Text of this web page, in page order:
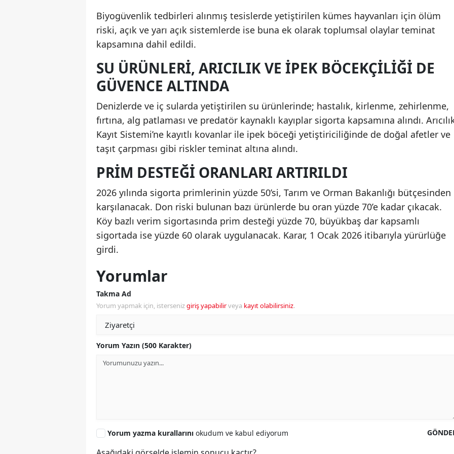
Biyogüvenlik tedbirleri alınmış tesislerde yetiştirilen kümes hayvanları için ölüm
riski, açık ve yarı açık sistemlerde ise buna ek olarak toplumsal olaylar teminat
kapsamına dahil edildi.
SU ÜRÜNLERI, ARICILIK VE IPEK BÖCEKÇILIĞI DE
GÜVENCE ALTINDA
Denizlerde ve iç sularda yetiştirilen su ürünlerinde; hastalık, kirlenme, zehirlenme,
fırtına, alg patlaması ve predatör kaynaklı kayıplar sigorta kapsamına alındı.
Kayıt Sistemi’ne kayıtlı kovanlar ile ipek böceği yetiştiriciliğinde de doğal afetler ve
taşıt çarpması gibi riskler teminat altına alındı.
PRIM DESTEĞI ORANLARI ARTIRILDI
2026 yılında sigorta primlerinin yüzde 50’si, Tarım ve Orman Bakanlığı bütçesinden
karşılanacak. Don riski bulunan bazı ürünlerde bu oran yüzde 70’e kadar çıkacak.
Köy bazlı verim sigortasında prim desteği yüzde 70, büyükbaş dar kapsamlı
sigortada ise yüzde 60 olarak uygulanacak. Karar, 1 Ocak 2026 itibarıyla yürürlüğe
girdi.
Yorumlar
Takma Ad
Yorum yapmak için, istersenizgiriş yapabilirveya kayıt olabilirsiniz.
Yorum Yazın (500 Karakter)
Yorum yazma kurallarını okudum ve kabul ediyorum